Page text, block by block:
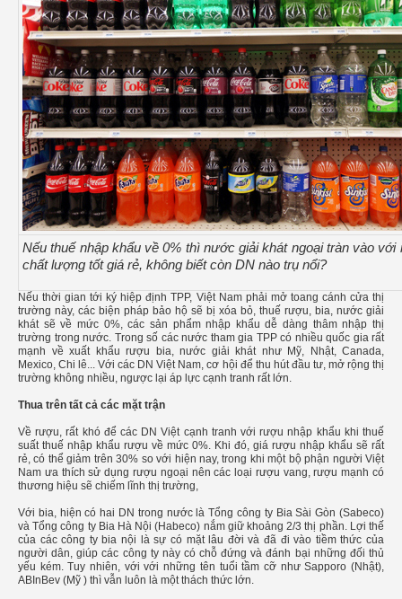
Nếu thuế nhập khẩu về 0% thì nước giải khát ngoại tràn vào với
chất lượng tốt giá rẻ, không biết còn DN nào trụ nổi?
Nếu thời gian tới ký hiệp định TPP, Việt Nam phải mở toang cánh cửa thị
trường này, các biện pháp bảo hộ sẽ bị xóa bỏ, thuế rượu, bia, nước giải
khát sẽ về mức 0%, các sản phẩm nhập khẩu dễ dàng thâm nhập thị
trường trong nước. Trong số các nước tham gia TPP có nhiều quốc gia rất
mạnh về xuất khẩu rượu bia, nước giải khát như Mỹ, Nhật, Canada,
Mexico, Chi lê... Với các DN Việt Nam, cơ hội để thu hút đầu tư, mở rộng thị
trường không nhiều, ngược lại áp lực cạnh tranh rất lớn.
Thua trên tất cả các mặt trận
Về rượu, rất khó để các DN Việt cạnh tranh với rượu nhập khẩu khi thuế
suất thuế nhập khẩu rượu về mức 0%. Khi đó, giá rượu nhập khẩu sẽ rất
rẻ, có thể giảm trên 30% so với hiện nay, trong khi một bộ phận người Việt
Nam ưa thích sử dụng rượu ngoại nên các loại rượu vang, rượu mạnh có
thương hiệu sẽ chiếm lĩnh thị trường,
Với bia, hiện có hai DN trong nước là Tổng công ty Bia Sài Gòn (Sabeco)
và Tổng công ty Bia Hà Nội (Habeco) nắm giữ khoảng 2/3 thị phần. Lợi thế
của các công ty bia nội là sự có mặt lâu đời và đã đi vào tiềm thức của
người dân, giúp các công ty này có chỗ đứng và đánh bại những đối thủ
yếu kém. Tuy nhiên, với với những tên tuổi tầm cỡ như Sapporo (Nhật),
ABInBev (Mỹ ) thì vẫn luôn là một thách thức lớn.